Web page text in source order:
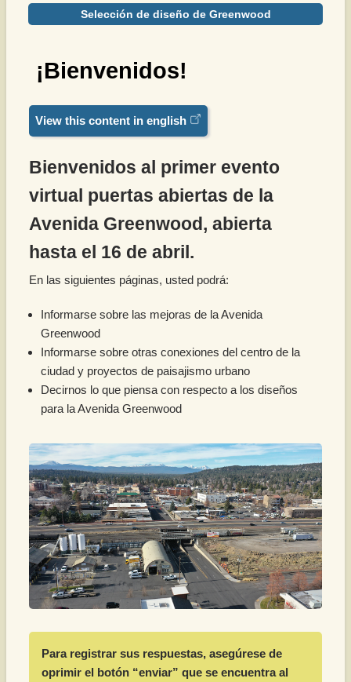
Selección de diseño de Greenwood
¡Bienvenidos!
View this content in english
Bienvenidos al primer evento
virtual puertas abiertas de la
Avenida Greenwood, abierta
hasta el 16 de abril.
En las siguientes páginas, usted podrá:
Informarse sobre las mejoras de la Avenida
Greenwood
Informarse sobre otras conexiones del centro de la
ciudad y proyectos de paisajismo urbano
Decirnos lo que piensa con respecto a los diseños
para la Avenida Greenwood
Para registrar sus respuestas, asegúrese de
oprimir el botón “enviar” que se encuentra al